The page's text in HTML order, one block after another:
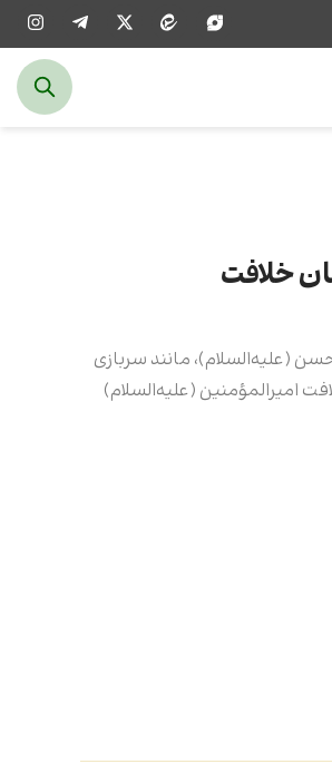
خلافت
(علیه‌السلام)، مانند سربازی
(علیه‌السلام)